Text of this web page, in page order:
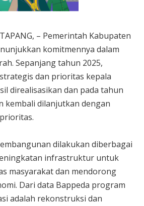
– Pemerintah Kabupaten
komitmennya dalam
Sepanjang tahun 2025,
dan prioritas kepala
direalisasikan dan pada tahun
kembali dilanjutkan dengan
dilakukan diberbagai
infrastruktur untuk
masyarakat dan mendorong
Dari data Bappeda program
adalah rekonstruksi dan